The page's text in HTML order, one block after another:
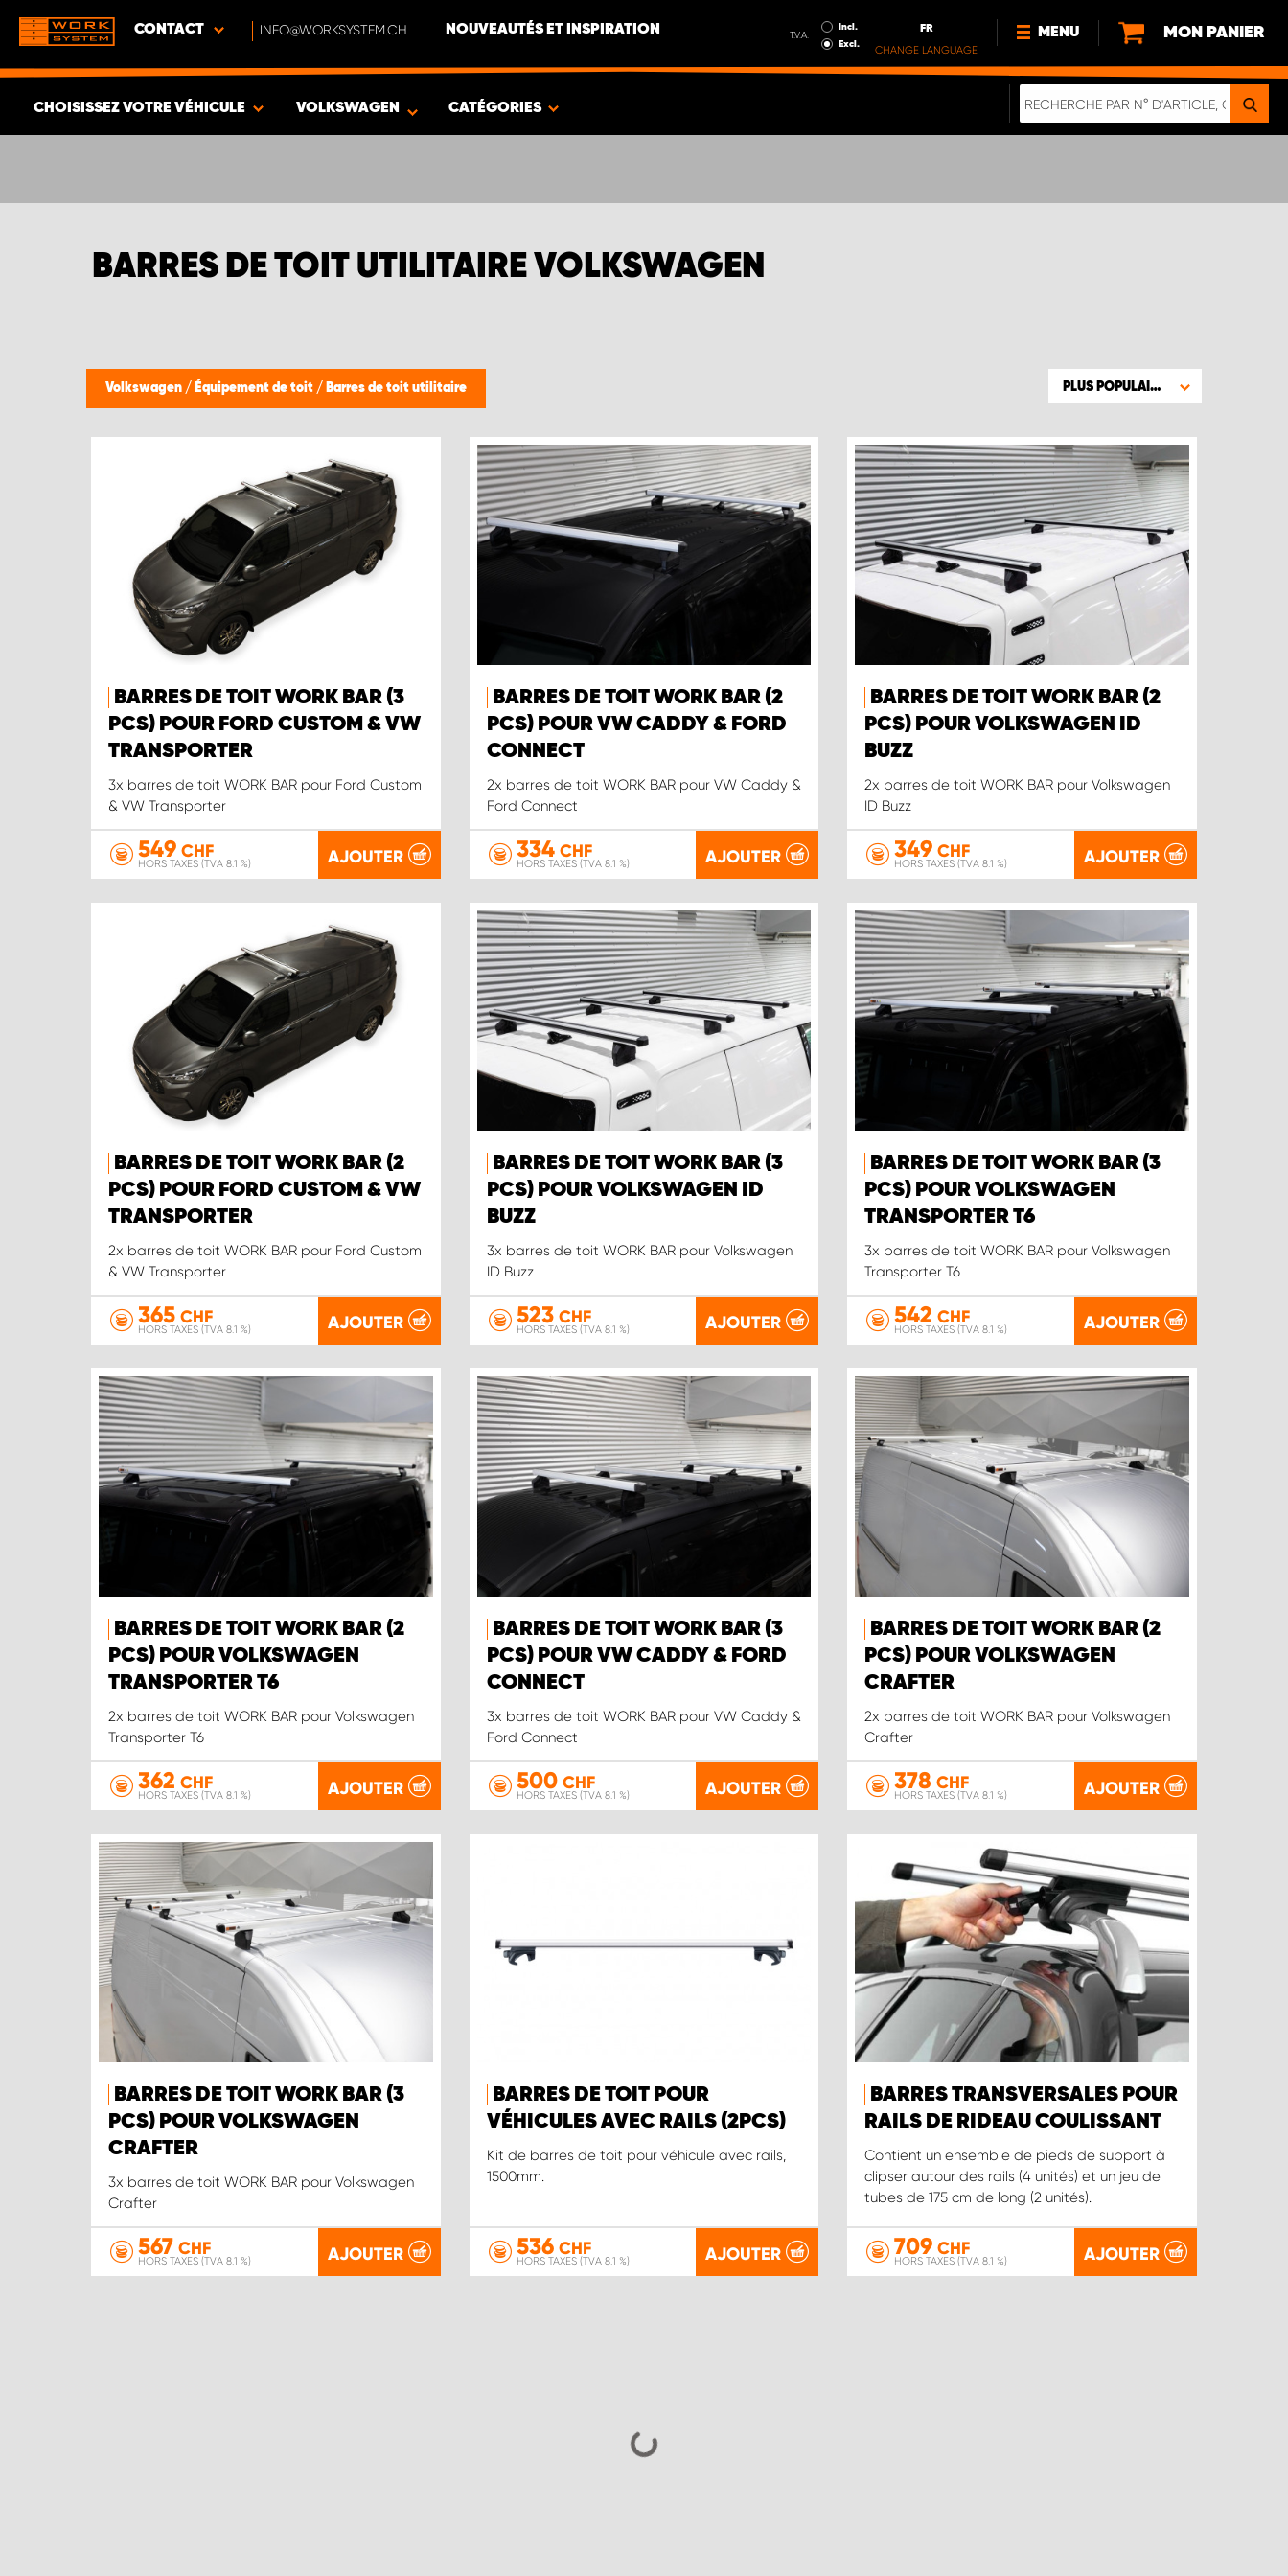
CONTACT INFO@WORKSYSTEM.CH NOUVEAUTÉS ET INSPIRATION T.V.A.
Incl.
Excl.
FR
CHANGE LANGUAGE
MENU
NOUVEAUTÉS
MON PANIER
CHOISISSEZ VOTRE VÉHICULE VOLKSWAGEN CATÉGORIES
BARRES DE TOIT UTILITAIRE VOLKSWAGEN
Volkswagen / Équipement de toit / Barres de toit utilitaire PLUS POPULAIRE
BARRES DE TOIT WORK BAR (3
PCS) POUR FORD CUSTOM & VW
TRANSPORTER
3x barres de toit WORK BAR pour Ford Custom
& VW Transporter
549 CHF
HORS TAXES (TVA 8.1 %) AJOUTER
BARRES DE TOIT WORK BAR (2
PCS) POUR VW CADDY & FORD
CONNECT
2x barres de toit WORK BAR pour VW Caddy &
Ford Connect
334CHF
HORS TAXES (TVA 8.1 %) AJOUTER
BARRES DE TOIT WORK BAR (2
PCS) POUR VOLKSWAGEN ID
BUZZ
2x barres de toit WORK BAR pour Volkswagen
ID Buzz
349 CHF
HORS TAXES (TVA 8.1 %) AJOUTER
BARRES DE TOIT WORK BAR (2
PCS) POUR FORD CUSTOM & VW
TRANSPORTER
2x barres de toit WORK BAR pour Ford Custom
& VW Transporter
365 CHF
HORS TAXES (TVA 8.1 %) AJOUTER
BARRES DE TOIT WORK BAR (3
PCS) POUR VOLKSWAGEN ID
BUZZ
3x barres de toit WORK BAR pour Volkswagen
ID Buzz
523CHF
HORS TAXES (TVA 8.1 %) AJOUTER
BARRES DE TOIT WORK BAR (3
PCS) POUR VOLKSWAGEN
TRANSPORTER T6
3x barres de toit WORK BAR pour Volkswagen
Transporter T6
542 CHF
HORS TAXES (TVA 8.1 %) AJOUTER
BARRES DE TOIT WORK BAR (2
PCS) POUR VOLKSWAGEN
TRANSPORTER T6
2x barres de toit WORK BAR pour Volkswagen
Transporter T6
362 CHF
HORS TAXES (TVA 8.1 %) AJOUTER
BARRES DE TOIT WORK BAR (3
PCS) POUR VW CADDY & FORD
CONNECT
3x barres de toit WORK BAR pour VW Caddy &
Ford Connect
500CHF
HORS TAXES (TVA 8.1 %) AJOUTER
BARRES DE TOIT WORK BAR (2
PCS) POUR VOLKSWAGEN
CRAFTER
2x barres de toit WORK BAR pour Volkswagen
Crafter
378 CHF
HORS TAXES (TVA 8.1 %) AJOUTER
BARRES DE TOIT WORK BAR (3
PCS) POUR VOLKSWAGEN
CRAFTER
3x barres de toit WORK BAR pour Volkswagen
Crafter
567 CHF
HORS TAXES (TVA 8.1 %) AJOUTER
BARRES DE TOIT POUR
VÉHICULES AVEC RAILS (2PCS)
Kit de barres de toit pour véhicule avec rails,
1500mm.
536CHF
HORS TAXES (TVA 8.1 %) AJOUTER
BARRES TRANSVERSALES POUR
RAILS DE RIDEAU COULISSANT
Contient un ensemble de pieds de support à
clipser autour des rails (4 unités) et un jeu de
tubes de 175 cm de long (2 unités).
709 CHF
HORS TAXES (TVA 8.1 %) AJOUTER